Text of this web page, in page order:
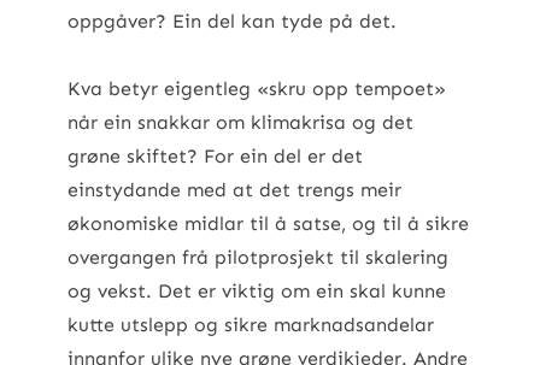
oppgåver? Ein del kan tyde på det.
Kva betyr eigentleg «skru opp tempoet»
når ein snakkar om klimakrisa og det
grøne skiftet? For ein del er det
einstydande med at det trengs meir
økonomiske midlar til å satse, og til å sikre
overgangen frå pilotprosjekt til skalering
og vekst. Det er viktig om ein skal kunne
kutte utslepp og sikre marknadsandelar
innanfor ulike nye grøne verdikjeder. Andre